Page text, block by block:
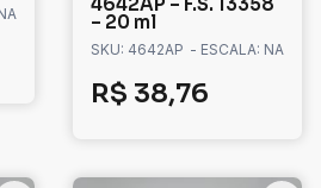
– 20 ml
SKU: 4642AP - ESCALA: NA
R$ 38,76